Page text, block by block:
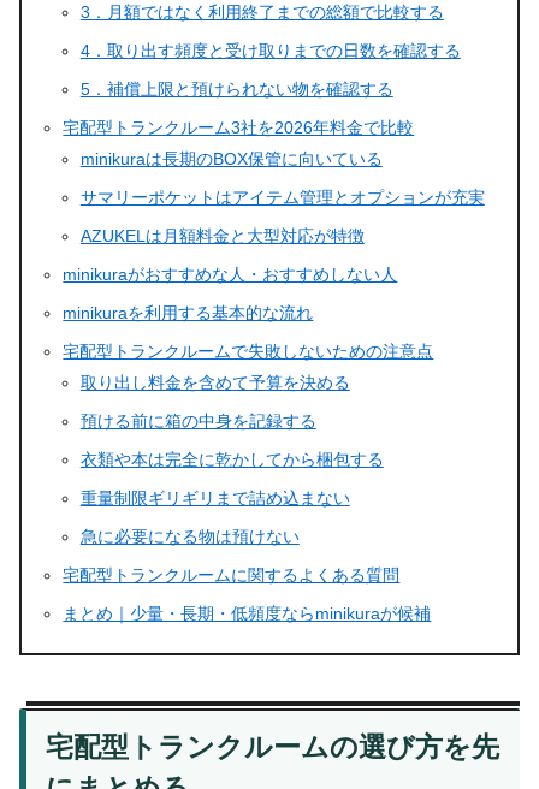
3．月額ではなく利用終了までの総額で比較する
4．取り出す頻度と受け取りまでの日数を確認する
5．補償上限と預けられない物を確認する
宅配型トランクルーム3社を2026年料金で比較
minikuraは長期のBOX保管に向いている
サマリーポケットはアイテム管理とオプションが充実
AZUKELは月額料金と大型対応が特徴
minikuraがおすすめな人・おすすめしない人
minikuraを利用する基本的な流れ
宅配型トランクルームで失敗しないための注意点
取り出し料金を含めて予算を決める
預ける前に箱の中身を記録する
衣類や本は完全に乾かしてから梱包する
重量制限ギリギリまで詰め込まない
急に必要になる物は預けない
宅配型トランクルームに関するよくある質問
まとめ｜少量・長期・低頻度ならminikuraが候補
宅配型トランクルームの選び方を先